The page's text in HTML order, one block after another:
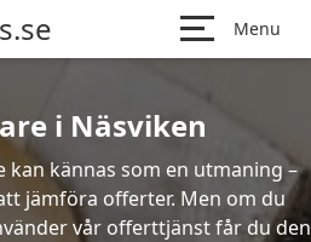
Menu
i Näsviken
kännas som en utmaning –
jämföra offerter. Men om du
vår offerttjänst får du den